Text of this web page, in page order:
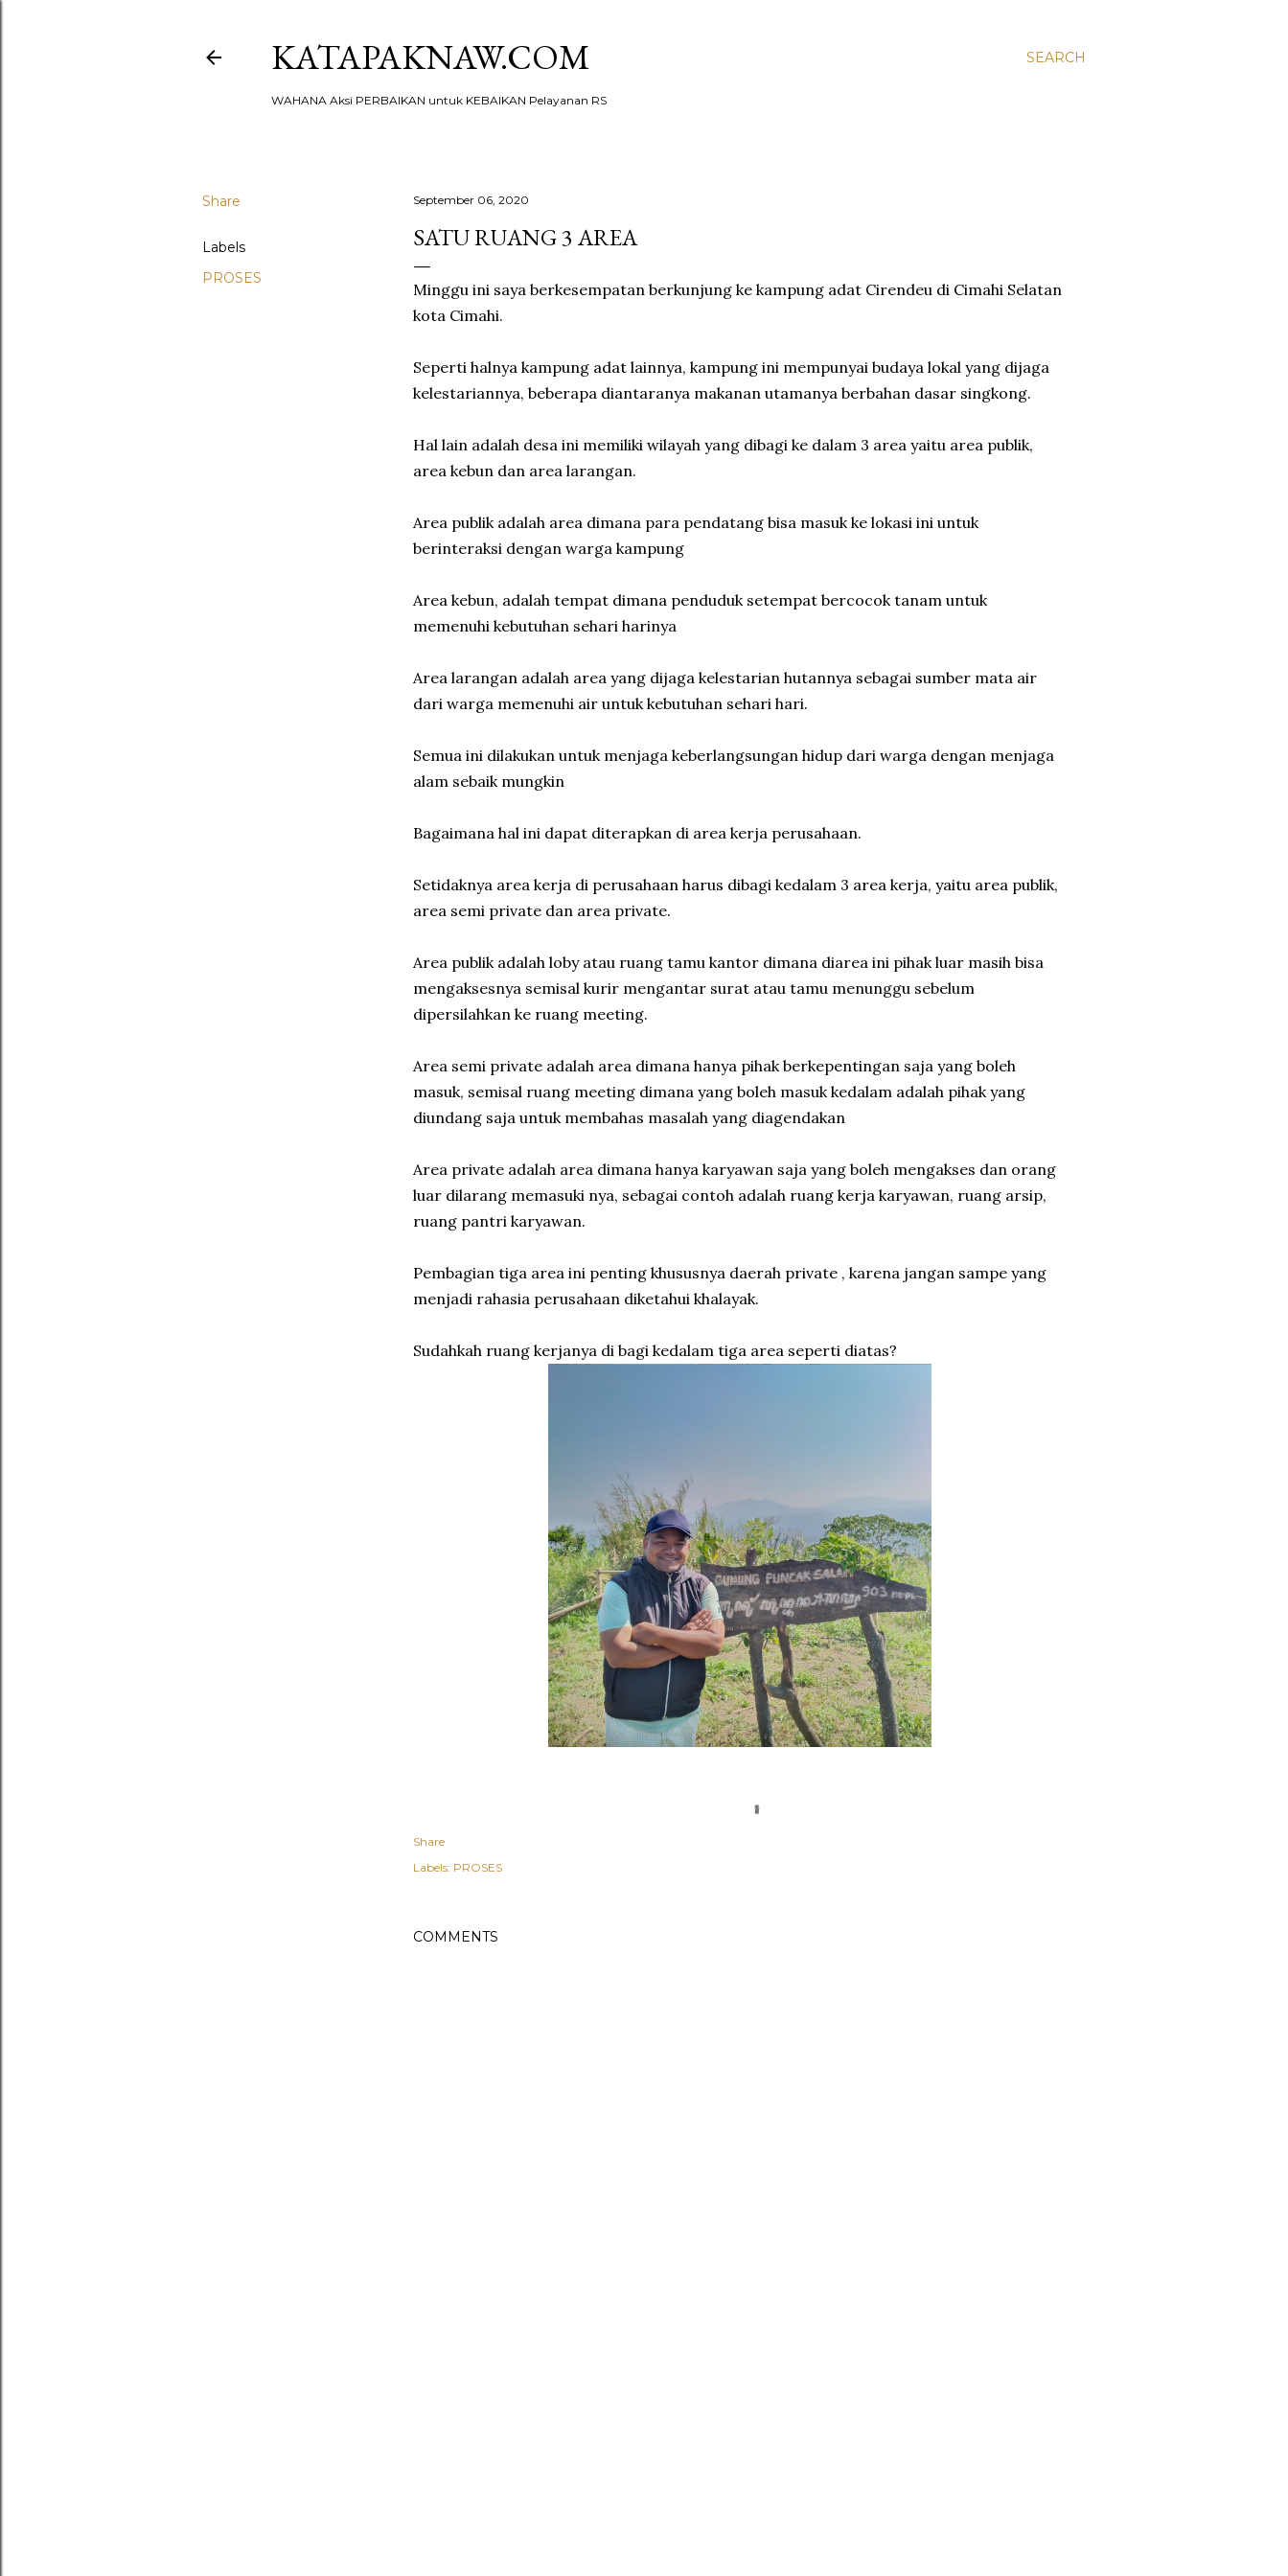
SEARCH
KATAPAKNAW.COM
WAHANA Aksi PERBAIKAN untuk KEBAIKAN Pelayanan RS
Share
Labels
PROSES
September 06, 2020
SATU RUANG 3 AREA
Minggu ini saya berkesempatan berkunjung ke kampung adat Cirendeu di Cimahi Selatan
kota Cimahi.
Seperti halnya kampung adat lainnya, kampung ini mempunyai budaya lokal yang dijaga
kelestariannya, beberapa diantaranya makanan utamanya berbahan dasar singkong.
Hal lain adalah desa ini memiliki wilayah yang dibagi ke dalam 3 area yaitu area publik,
area kebun dan area larangan.
Area publik adalah area dimana para pendatang bisa masuk ke lokasi ini untuk
berinteraksi dengan warga kampung
Area kebun, adalah tempat dimana penduduk setempat bercocok tanam untuk
memenuhi kebutuhan sehari harinya
Area larangan adalah area yang dijaga kelestarian hutannya sebagai sumber mata air
dari warga memenuhi air untuk kebutuhan sehari hari.
Semua ini dilakukan untuk menjaga keberlangsungan hidup dari warga dengan menjaga
alam sebaik mungkin
Bagaimana hal ini dapat diterapkan di area kerja perusahaan.
Setidaknya area kerja di perusahaan harus dibagi kedalam 3 area kerja, yaitu area publik,
area semi private dan area private.
Area publik adalah loby atau ruang tamu kantor dimana diarea ini pihak luar masih bisa
mengaksesnya semisal kurir mengantar surat atau tamu menunggu sebelum
dipersilahkan ke ruang meeting.
Area semi private adalah area dimana hanya pihak berkepentingan saja yang boleh
masuk, semisal ruang meeting dimana yang boleh masuk kedalam adalah pihak yang
diundang saja untuk membahas masalah yang diagendakan
Area private adalah area dimana hanya karyawan saja yang boleh mengakses dan orang
luar dilarang memasuki nya, sebagai contoh adalah ruang kerja karyawan, ruang arsip,
ruang pantri karyawan.
Pembagian tiga area ini penting khususnya daerah private , karena jangan sampe yang
menjadi rahasia perusahaan diketahui khalayak.
Sudahkah ruang kerjanya di bagi kedalam tiga area seperti diatas?
Share
Labels: PROSES
COMMENTS